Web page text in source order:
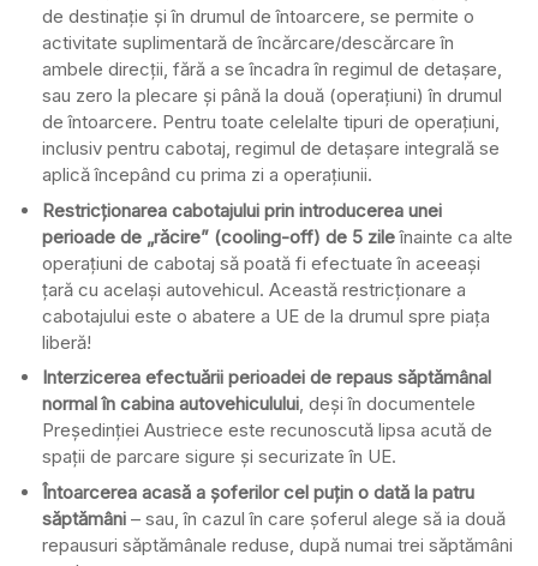
de destinație și în drumul de întoarcere, se permite o
activitate suplimentară de încărcare/descărcare în
ambele direcții, fără a se încadra în regimul de detașare,
sau zero la plecare și până la două (operațiuni) în drumul
de întoarcere. Pentru toate celelalte tipuri de operațiuni,
inclusiv pentru cabotaj, regimul de detașare integrală se
aplică începând cu prima zi a operațiunii.
Restricționarea cabotajului prin introducerea unei
perioade de „răcire” (cooling-off) de 5 zileînainte ca alte
operațiuni de cabotaj să poată fi efectuate în aceeași
țară cu același autovehicul. Această restricționare a
cabotajului este o abatere a UE de la drumul spre piața
liberă!
Interzicerea efectuării perioadei de repaus săptămânal
normal în cabina autovehiculului, deși în documentele
Președinției Austriece este recunoscută lipsa acută de
spații de parcare sigure și securizate în UE.
Întoarcerea acasă a șoferilor cel puțin o dată la patru
săptămâni – sau, în cazul în care șoferul alege să ia două
repausuri săptămânale reduse, după numai trei săptămâni